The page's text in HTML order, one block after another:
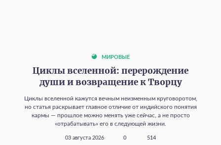
МИРОВЫЕ
Циклы вселенной: перерождение
души и возвращение к Творцу
Циклы вселенной кажутся вечным неизменным круговоротом,
но статья раскрывает главное отличие от индийского понятия
кармы — прошлое можно менять уже сейчас, а не просто
«отрабатывать» его в следующей жизни.
03 августа 2026 0 514